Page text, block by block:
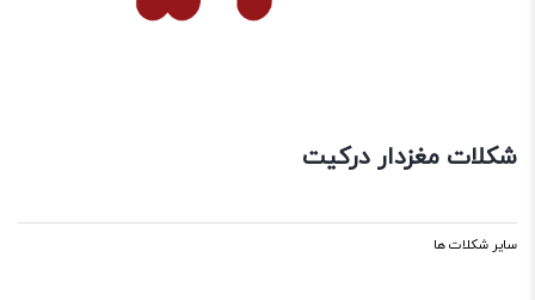
شکلات مغزدار درکیت
سایر شکلات ها